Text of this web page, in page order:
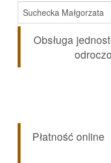
Szukaj:
Obsługa
Płatność online